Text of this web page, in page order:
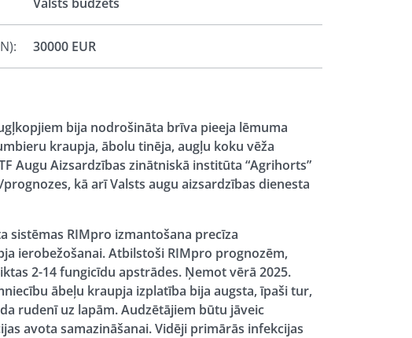
30000 EUR
bija nodrošināta brīva pieeja lēmuma
kraupja, ābolu tinēja, augļu koku vēža
Augu Aizsardzības zinātniskā institūta “Agrihorts”
kā arī Valsts augu aizsardzības dienesta
RIMpro izmantošana precīza
ierobežošanai. Atbilstoši RIMpro prognozēm,
2-14 fungicīdu apstrādes. Ņemot vērā 2025.
ābeļu kraupja izplatība bija augsta, īpaši tur,
rudenī uz lapām. Audzētājiem būtu jāveic
avota samazināšanai. Vidēji primārās infekcijas